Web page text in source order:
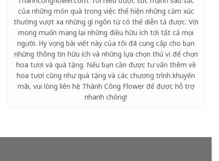
của những món quà trong việc thể hiện những cảm xúc
thường vượt xa những gì ngôn từ có thể diễn tả được. Với
mong muốn mang lại những điều hữu ích tới tất cả mọi
người. Hy vọng bài viết này của tôi đã cung cấp cho bạn
những thông tin hữu ích và những lựa chọn thú vị để chọn
hoa tươi và quà tặng. Nếu bạn cần được tư vấn thêm về
hoa tươi cũng như quà tặng và các chương trình khuyến
mãi, vui lòng liên hệ Thành Công Flower để được hỗ trợ
nhanh chóng!